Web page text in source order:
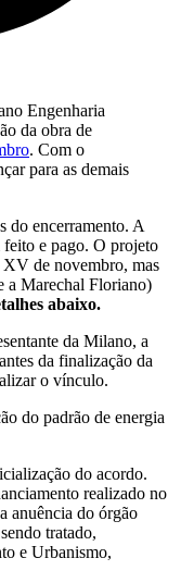
Engenharia
da obra de
. Com o
para as demais
do encerramento. A
e pago. O projeto
XV de novembro, mas
a Marechal Floriano)
abaixo.
da Milano, a
da finalização da
o vínculo.
do padrão de energia
do acordo.
realizado no
anuência do órgão
tratado,
e Urbanismo,